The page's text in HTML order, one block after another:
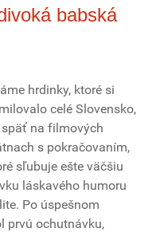
babská
hrdinky, ktoré si
celé Slovensko,
späť na filmových
s pokračovaním,
sľubuje ešte väčšiu
láskavého humoru
Po úspešnom
prvú ochutnávku,